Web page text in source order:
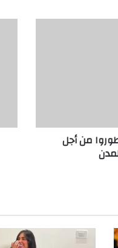
من أجل
ا
م
ن
ذ